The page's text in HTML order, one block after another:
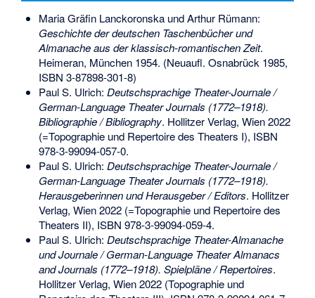
Maria Gräfin Lanckoronska und Arthur Rümann:
Geschichte der deutschen Taschenbücher und
Almanache aus der klassisch-romantischen Zeit.
Heimeran, München 1954. (Neuaufl. Osnabrück 1985,
ISBN 3-87898-301-8)
Paul S. Ulrich: Deutschsprachige Theater-Journale /
German-Language Theater Journals (1772–1918).
Bibliographie / Bibliography. Hollitzer Verlag, Wien 2022
(=Topographie und Repertoire des Theaters I), ISBN
978-3-99094-057-0.
Paul S. Ulrich: Deutschsprachige Theater-Journale /
German-Language Theater Journals (1772–1918).
Herausgeberinnen und Herausgeber / Editors. Hollitzer
Verlag, Wien 2022 (=Topographie und Repertoire des
Theaters II), ISBN 978-3-99094-059-4.
Paul S. Ulrich: Deutschsprachige Theater-Almanache
und Journale / German-Language Theater Almanacs
and Journals (1772–1918). Spielpläne / Repertoires.
Hollitzer Verlag, Wien 2022 (Topographie und